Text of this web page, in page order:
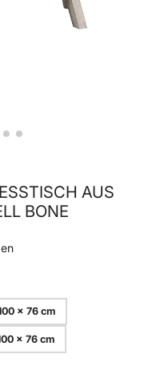
AUS
BONE
x 76 cm
x 76 cm